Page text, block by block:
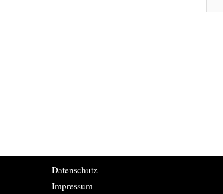
Datenschutz
Impressum